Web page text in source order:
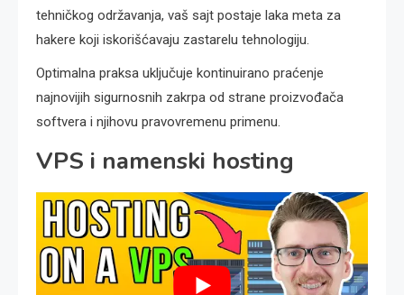
tehničkog održavanja, vaš sajt postaje laka meta za
hakere koji iskorišćavaju zastarelu tehnologiju.
Optimalna praksa uključuje kontinuirano praćenje
najnovijih sigurnosnih zakrpa od strane proizvođača
softvera i njihovu pravovremenu primenu.
VPS i namenski hosting